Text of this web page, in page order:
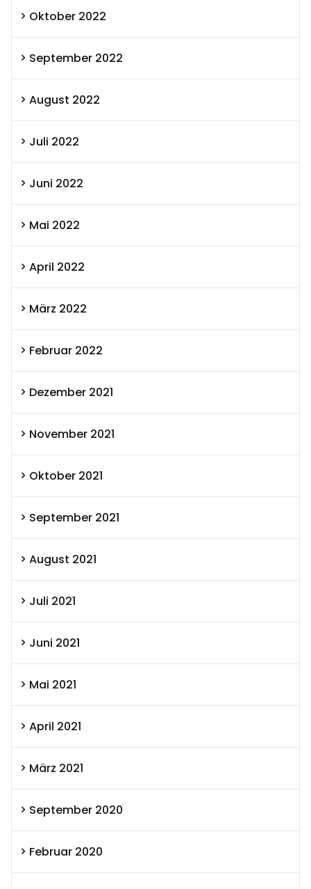
Oktober 2022
September 2022
August 2022
Juli 2022
Juni 2022
Mai 2022
April 2022
März 2022
Februar 2022
Dezember 2021
November 2021
Oktober 2021
September 2021
August 2021
Juli 2021
Juni 2021
Mai 2021
April 2021
März 2021
September 2020
Februar 2020